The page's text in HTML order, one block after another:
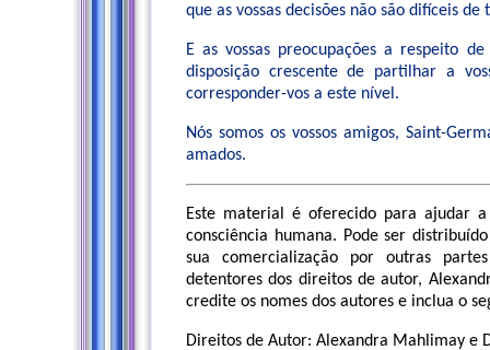
que as vossas decisões não são difíceis
E as vossas preocupações a respeito
disposição crescente de partilhar a
corresponder-vos a este nível.
Nós somos os vossos amigos, Saint-
amados.
Este material é oferecido para ajudar
consciência humana. Pode ser
sua comercialização por outras
detentores dos direitos de autor,
credite os nomes dos autores e inclua o
Direitos de Autor: Alexandra Mahlimay e